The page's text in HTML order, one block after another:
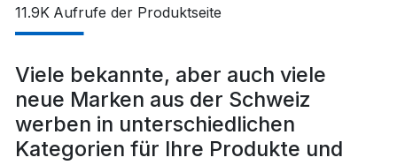
11.9K Aufrufe der Produktseite
Viele bekannte, aber auch viele
neue Marken aus der Schweiz
werben in unterschiedlichen
Kategorien für Ihre Produkte und